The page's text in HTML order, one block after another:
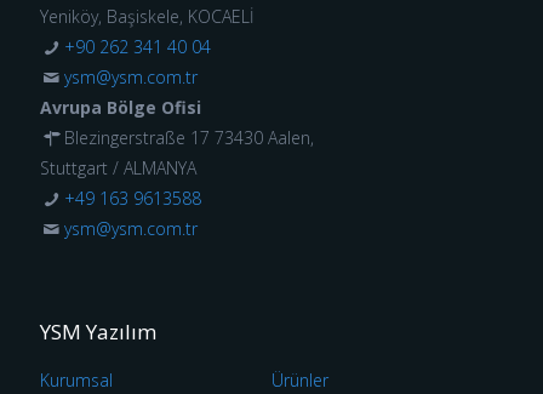
Yeniköy, Başiskele, KOCAELİ
+90 262 341 40 04
ysm@ysm.com.tr
Avrupa Bölge Ofisi
Blezingerstraße 17 73430 Aalen,
Stuttgart / ALMANYA
+49 163 9613588
ysm@ysm.com.tr
YSM Yazılım
Kurumsal
Ürünler